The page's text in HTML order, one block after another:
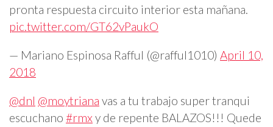
pronta respuesta circuito interior esta mañana.
pic.twitter.com/GT62vPaukO
— Mariano Espinosa Rafful (@rafful1010) April 10,
2018
@dnl @moytriana vas a tu trabajo super tranqui
escuchano #rmx y de repente BALAZOS!!! Quede